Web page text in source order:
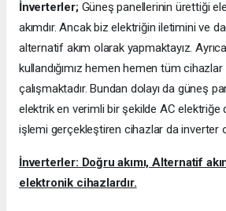
İnverterler;Güneş panellerinin ürettiği
akımdır. Ancak biz elektriğin iletimini ve
alternatif akım olarak yapmaktayız.
kullandığımız hemen hemen tüm
çalışmaktadır. Bundan dolayı da güneş
elektrik en verimli bir şekilde AC elektriğe
işlemi gerçekleştiren cihazlar da inverter
İnverterler: Doğru akımı, Alternatif
elektronik cihazlardır.